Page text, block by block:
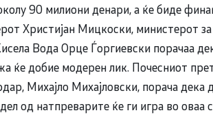
90 милиони денари, а ќе биде
Христијан Мицкоски, министерот
Вода Орце Ѓоргиевски порачаа
ќе добие модерен лик. Почесниот
Михајло Михајловски, порача дека
од натпреварите ќе ги игра во оваа